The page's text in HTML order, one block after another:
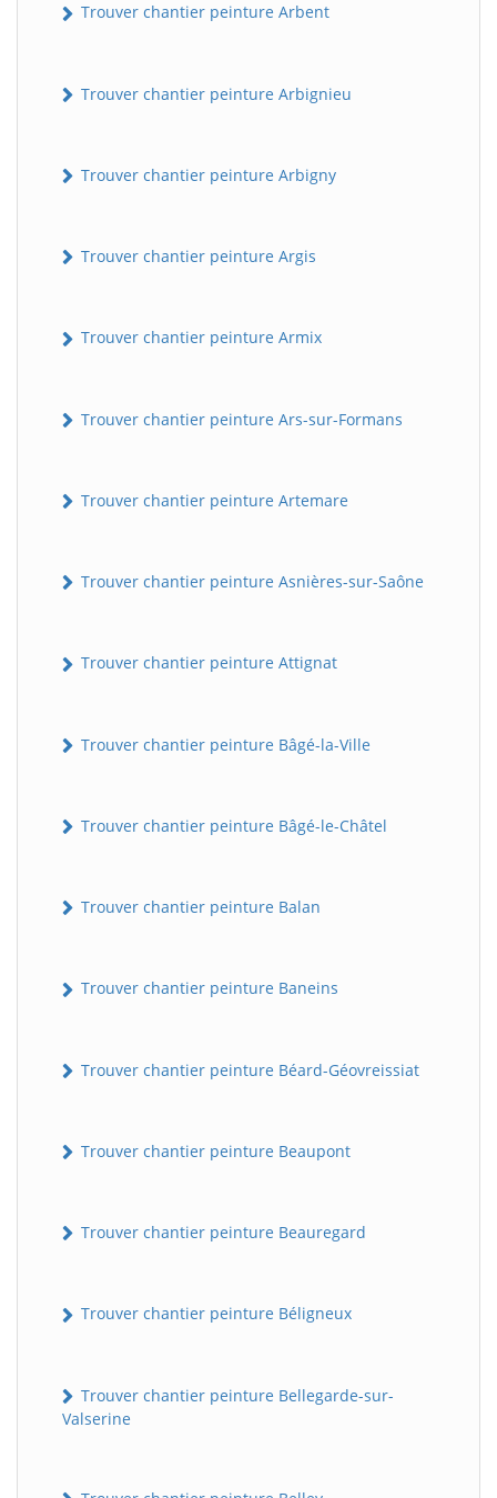
Trouver chantier peinture Arbent
Trouver chantier peinture Arbignieu
Trouver chantier peinture Arbigny
Trouver chantier peinture Argis
Trouver chantier peinture Armix
Trouver chantier peinture Ars-sur-Formans
Trouver chantier peinture Artemare
Trouver chantier peinture Asnières-sur-Saône
Trouver chantier peinture Attignat
Trouver chantier peinture Bâgé-la-Ville
Trouver chantier peinture Bâgé-le-Châtel
Trouver chantier peinture Balan
Trouver chantier peinture Baneins
Trouver chantier peinture Béard-Géovreissiat
Trouver chantier peinture Beaupont
Trouver chantier peinture Beauregard
Trouver chantier peinture Béligneux
Trouver chantier peinture Bellegarde-sur-
Valserine